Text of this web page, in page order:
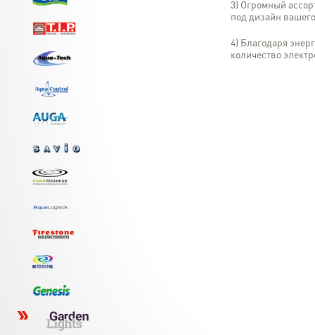
3) Огромный
под дизайн
4) Благодаря
количество